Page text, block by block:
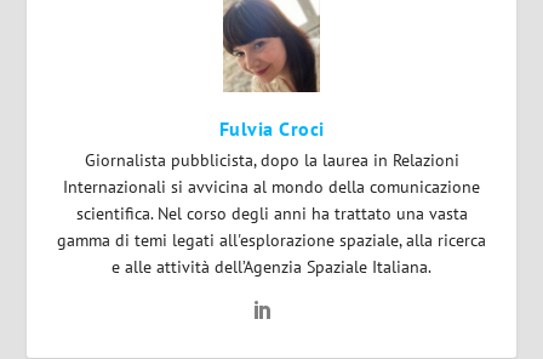
Fulvia Croci
Giornalista pubblicista, dopo la laurea in Relazioni
Internazionali si avvicina al mondo della comunicazione
scientifica. Nel corso degli anni ha trattato una vasta
gamma di temi legati all'esplorazione spaziale, alla ricerca
e alle attività dell’Agenzia Spaziale Italiana.